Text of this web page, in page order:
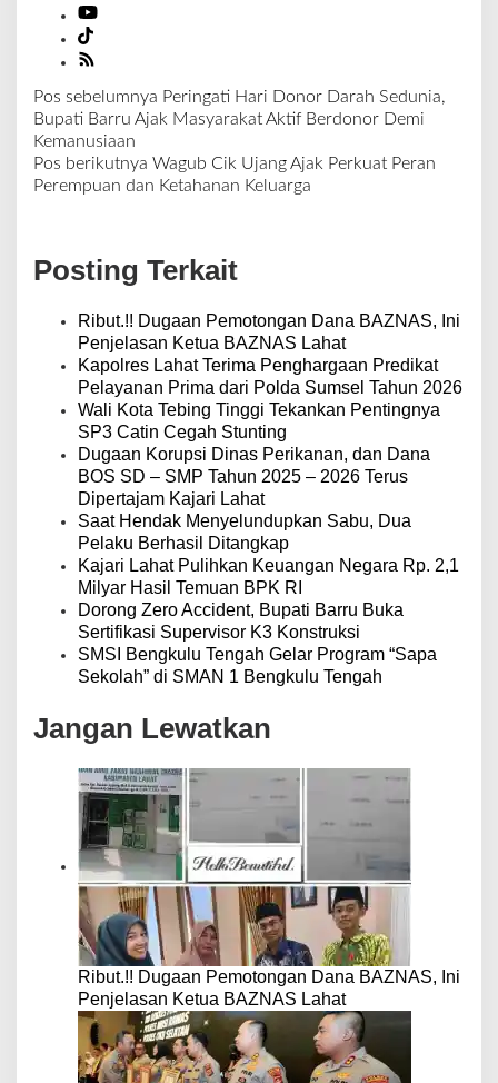
N
a
v
i
s
i
Pos sebelumnya Peringati Hari Donor Darah Sedunia,
Bupati Barru Ajak Masyarakat Aktif Berdonor Demi
Kemanusiaan
Pos berikutnya Wagub Cik Ujang Ajak Perkuat Peran
Perempuan dan Ketahanan Keluarga
Posting Terkait
Ribut.!! Dugaan Pemotongan Dana BAZNAS, Ini
Penjelasan Ketua BAZNAS Lahat
Kapolres Lahat Terima Penghargaan Predikat
Pelayanan Prima dari Polda Sumsel Tahun 2026
Wali Kota Tebing Tinggi Tekankan Pentingnya
SP3 Catin Cegah Stunting
Dugaan Korupsi Dinas Perikanan, dan Dana
BOS SD – SMP Tahun 2025 – 2026 Terus
Dipertajam Kajari Lahat
Saat Hendak Menyelundupkan Sabu, Dua
Pelaku Berhasil Ditangkap
Kajari Lahat Pulihkan Keuangan Negara Rp. 2,1
Milyar Hasil Temuan BPK RI
Dorong Zero Accident, Bupati Barru Buka
Sertifikasi Supervisor K3 Konstruksi
SMSI Bengkulu Tengah Gelar Program “Sapa
Sekolah” di SMAN 1 Bengkulu Tengah
Jangan Lewatkan
Ribut.!! Dugaan Pemotongan Dana BAZNAS, Ini
Penjelasan Ketua BAZNAS Lahat